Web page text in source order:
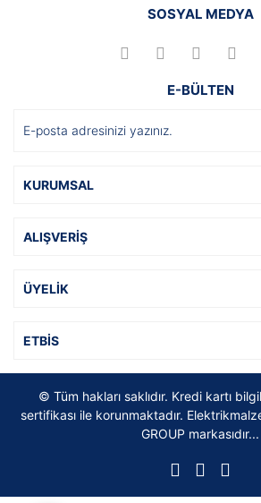
SOSYAL MEDYA
E-BÜLTEN
KURUMSAL
ALIŞVERİŞ
ÜYELİK
ETBİS
© Tüm hakları saklıdır. Kredi kartı
sertifikası ile korunmaktadır.
GROUP markasıdır...